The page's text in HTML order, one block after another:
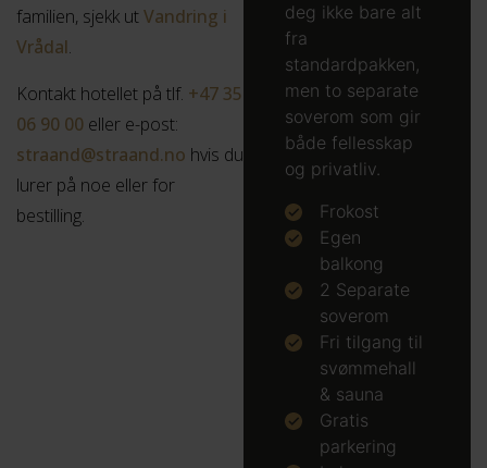
familien, sjekk utVandring i
Vrådal.
Kontakt hotellet på tlf. +47 35
06 90 00 eller e-post:
straand@straand.no hvis du
lurer på noe eller for
bestilling.
deg ikke bare alt
fra
standardpakken,
men to separate
soverom som gir
både fellesskap
og privatliv.
Frokost
Egen
balkong
2 Separate
soverom
Fri tilgang til
svømmehall
& sauna
Gratis
parkering